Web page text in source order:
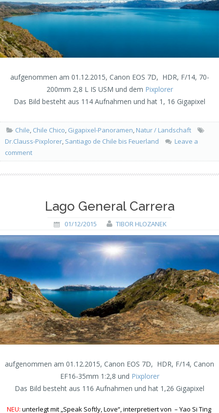
aufgenommen am 01.12.2015, Canon EOS 7D, HDR, F/14, 70-
200mm 2,8 L IS USM und dem Pixplorer
Das Bild besteht aus 114 Aufnahmen und hat 1, 16 Gigapixel
Chile, Chile Chico, Gigapixel-Panoramen, Natur / Landschaft
Dr.Clauss-Pixplorer, Santiago de Chile bis Feuerland
Leave a
comment
Lago General Carrera
01/12/2015 TIBOR HLOZANEK
aufgenommen am 01.12.2015, Canon EOS 7D, HDR, F/14, Canon
EF16-35mm 1:2,8 und Pixplorer
Das Bild besteht aus 116 Aufnahmen und hat 1,26 Gigapixel
NEU: unterlegt mit „Speak Softly, Love“, interpretiert von – Yao Si Ting